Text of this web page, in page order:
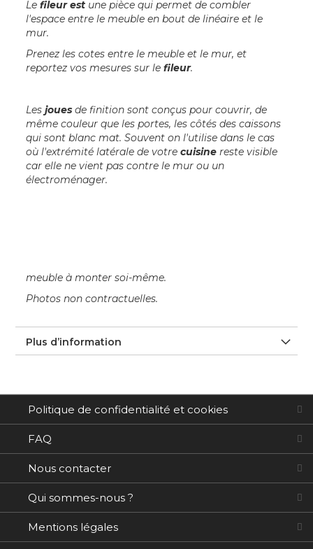
Lefileur est une pièce qui permet de combler
l'espace entre le meuble en bout de linéaire et le
mur.
Prenez les cotes entre le meuble et le mur, et
reportez vos mesures sur lefileur.
Lesjoues de finition sont conçus pour couvrir, de
même couleur que les portes, les côtés des caissons
qui sont blanc mat. Souvent on l'utilise dans le cas
où l'extrémité latérale de votrecuisine reste visible
car elle ne vient pas contre le mur ou un
électroménager.
meuble à monter soi-même.
Photos non contractuelles.
Plus d’information
Politique de confidentialité et cookies
FAQ
Nous contacter
Qui sommes-nous ?
Mentions légales